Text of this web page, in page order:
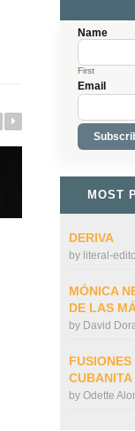
NO SEPARAR LA
VIDA DE LA
Name
First
Email
MOST
DERIVA
by literal-
MÓNICA
DE LAS
by David
CUBANITA
by Odette